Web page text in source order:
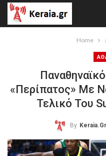
Home
«Περίπατος» Με
Τελικό Του
By Keraia.gr